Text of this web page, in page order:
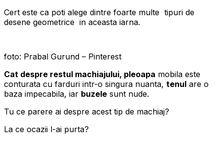
Cert este ca poti alege dintre foarte multe tipuri de
desene geometrice in aceasta iarna.
foto: Prabal Gurund – Pinterest
Cat despre restul machiajului, pleoapa mobila este
conturata cu farduri intr-o singura nuanta, tenul are o
baza impecabila, iar buzele sunt nude.
Tu ce parere ai despre acest tip de machiaj?
La ce ocazii l-ai purta?